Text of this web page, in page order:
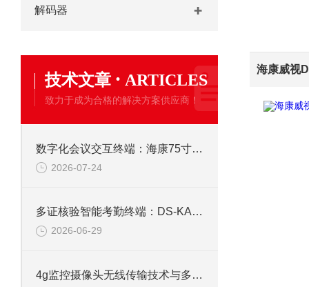
解码器
技术文章 · ARTICLES
致力于成为合格的解决方案供应商！
数字化会议交互终端：海康75寸4K触摸会议一体机
2026-07-24
多证核验智能考勤终端：DS-KAB673-IBQR人脸识别打卡考勤机
2026-06-29
4g监控摄像头无线传输技术与多场景应用研究